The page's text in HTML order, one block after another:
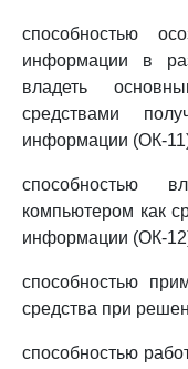
способностью
информации в
владеть
средствами
информации (ОК-
способностью
компьютером как
информации (ОК-
способностью
средства при
способностью